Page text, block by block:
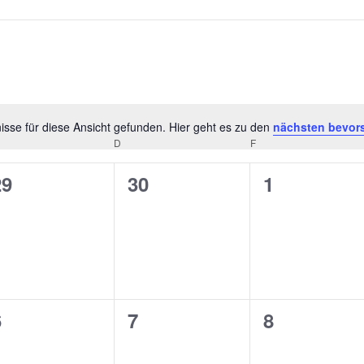
Hinweis
für diese Ansicht gefunden. Hier geht es zu den nächsten
D F
0
30
0
1
0
7
0
8